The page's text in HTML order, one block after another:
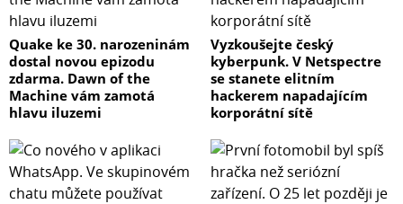
Quake ke 30. narozeninám
dostal novou epizodu
zdarma. Dawn of the
Machine vám zamotá
hlavu iluzemi
Vyzkoušejte český
kyberpunk. V Netspectre
se stanete elitním
hackerem napadajícím
korporátní sítě